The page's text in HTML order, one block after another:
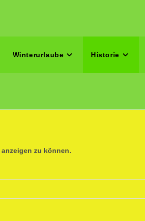
Winterurlaube Historie
zu können.